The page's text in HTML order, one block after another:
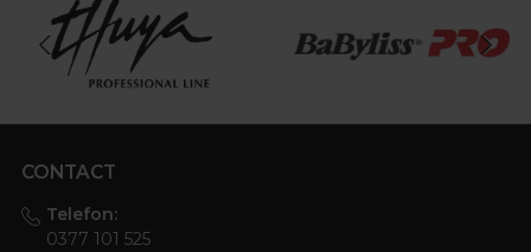
CONTACT
Telefon:
0377 101 525